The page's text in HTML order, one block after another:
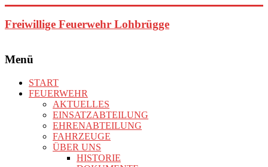
Inhalt
springen
Freiwillige Feuerwehr Lohbrügge
Menü
START
FEUERWEHR
AKTUELLES
EINSATZABTEILUNG
EHRENABTEILUNG
FAHRZEUGE
ÜBER UNS
HISTORIE